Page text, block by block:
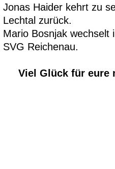
Jonas Haider kehrt zu
Lechtal zurück.
Mario Bosnjak wechselt
SVG Reichenau.
Viel Glück für eure